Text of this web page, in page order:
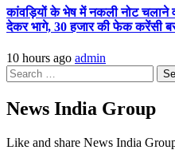
कांवड़ियों के भेष में नकली नोट चलाने
देकर भागे, 30 हजार की फेक करेंसी
10 hours ago admin
Search
for:
News India Group
Like and share News India